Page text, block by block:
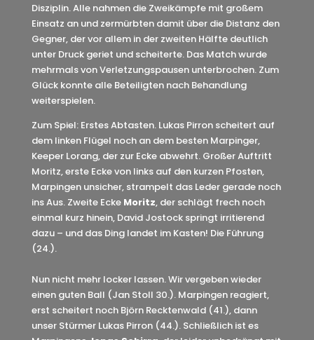
Disziplin. Alle nahmen die Zweikämpfe mit großem
Einsatz an und zermürbten damit über die Distanz den
Gegner, der vor allem in der zweiten Hälfte deutlich
unter Druck geriet und scheiterte. Das Match wurde
mehrmals von Verletzungspausen unterbrochen. Zum
Glück konnte alle Beteiligten nach Behandlung
weiterspielen.
Zum Spiel: Erstes Abtasten. Lukas Pirron scheitert auf
dem linken Flügel noch an dem besten Marpinger,
Keeper Lorang, der zur Ecke abwehrt. Großer Auftritt
Moritz, erste Ecke von links auf den kurzen Pfosten,
Marpingen unsicher, strampelt das Leder gerade noch
ins Aus. Zweite Ecke Moritz, der schlägt frech noch
einmal kurz hinein, David Jostock springt irritierend
dazu – und das Ding landet im Kasten! Die Führung
(24.).
Nun nicht mehr locker lassen. Wir vergeben wieder
einen guten Ball (Jan Stoll 30.). Marpingen reagiert,
erst scheitert noch Björn Recktenwald (41.), dann
unser Stürmer Lukas Pirron (44.). Schließlich ist es